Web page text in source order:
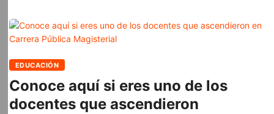
EDUCACIÓN
Conoce aquí si eres uno de los
docentes que ascendieron